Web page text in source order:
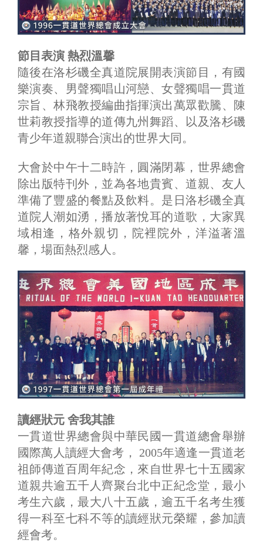
節目表演 熱烈溫馨
隨後在洛杉磯全真道院展開表演節目，有國
樂演奏、男聲獨唱山河戀、女聲獨唱一貫道
宗旨、林飛教授編曲指揮演出萬眾歡騰、陳
世莉教授指導的道傳九州舞蹈、以及洛杉磯
青少年道親聯合演出的世界大同。
大會於中午十二時許，圓滿閉幕，世界總會
除出版特刊外，並為各地貴賓、道親、友人
準備了豐盛的餐點及飲料。是日洛杉磯全真
道院人潮如湧，播放著悅耳的道歌，大家異
域相逢，格外親切，院裡院外，洋溢著溫
馨，場面熱烈感人。
讀經狀元 舍我其誰
一貫道世界總會與中華民國一貫道總會舉辦
國際萬人讀經大會考， 2005年適逢一貫道老
祖師傳道百周年紀念，來自世界七十五國家
道親共逾五千人齊聚台北中正紀念堂，最小
考生六歲，最大八十五歲，逾五千名考生獲
得一科至七科不等的讀經狀元榮耀，參加讀
經會考。